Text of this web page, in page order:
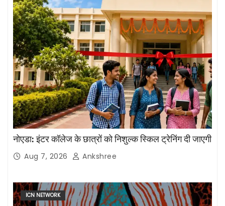
नोएडा: इंटर कॉलेज के छात्रों को निशुल्क स्किल ट्रेनिंग दी जाएगी
Aug 7, 2026 Ankshree
ICN NETWORK